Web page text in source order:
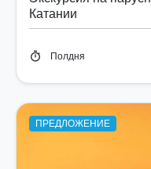
Катании
timer Полдня
ПРЕДЛОЖЕНИЕ